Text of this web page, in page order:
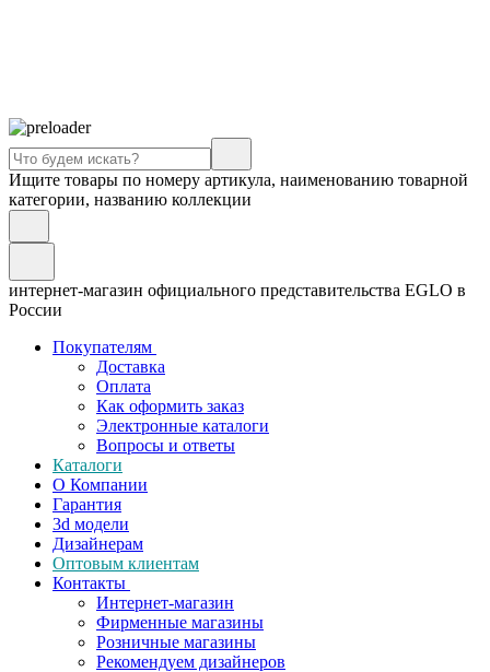
Ищите товары по номеру артикула, наименованию товарной
категории, названию коллекции
интернет-магазин официального представительства EGLO в
России
Покупателям
Доставка
Оплата
Как оформить заказ
Электронные каталоги
Вопросы и ответы
Каталоги
О Компании
Гарантия
3d модели
Дизайнерам
Оптовым клиентам
Контакты
Интернет-магазин
Фирменные магазины
Розничные магазины
Рекомендуем дизайнеров